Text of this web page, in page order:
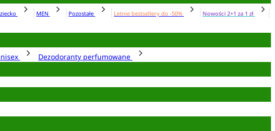
MEN Pozostałe Letnie bestsellery do -50%
Nowości 2+1 za 1 zł
Dezodoranty perfumowane